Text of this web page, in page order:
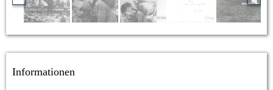
Informationen